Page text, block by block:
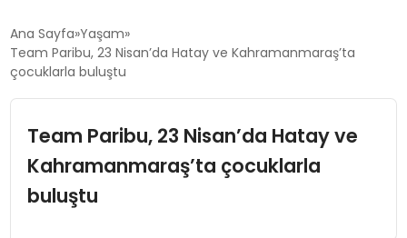
DÜNYA
SPOR
TEKNOLOJI
Ana Sayfa Yaşam
Team Paribu, 23 Nisan’da Hatay ve Kahramanmaraş’ta
çocuklarla buluştu
Team Paribu, 23 Nisan’da Hatay ve
Kahramanmaraş’ta çocuklarla
buluştu